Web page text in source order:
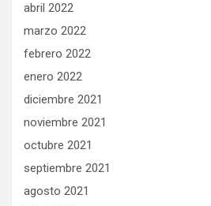
abril 2022
marzo 2022
febrero 2022
enero 2022
diciembre 2021
noviembre 2021
octubre 2021
septiembre 2021
agosto 2021